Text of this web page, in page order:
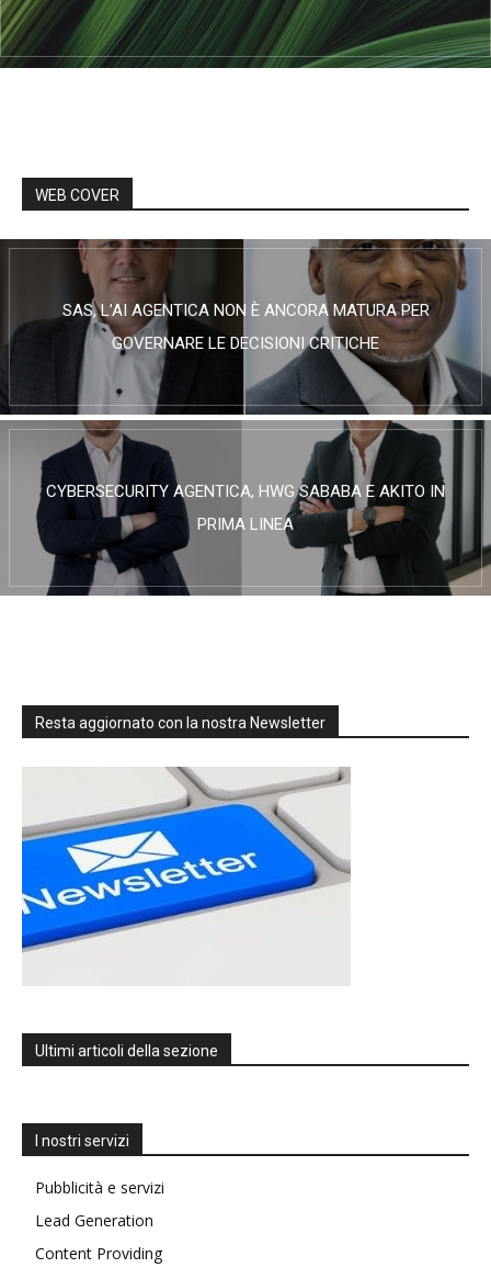
WEB COVER
SAS, L’AI AGENTICA NON È ANCORA MATURA PER
GOVERNARE LE DECISIONI CRITICHE
CYBERSECURITY AGENTICA, HWG SABABA E AKITO IN
PRIMA LINEA
Resta aggiornato con la nostra Newsletter
Ultimi articoli della sezione
I nostri servizi
Pubblicità e servizi
Lead Generation
Content Providing